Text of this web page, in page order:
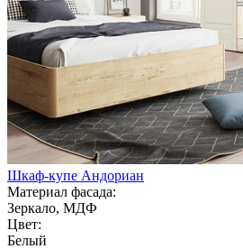
Шкаф-купе Андориан
Материал фасада:
Зеркало, МДФ
Цвет:
Белый